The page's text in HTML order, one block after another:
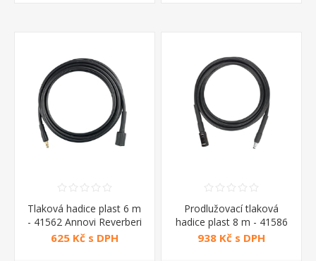
Tlaková hadice plast 6 m
- 41562 Annovi Reverberi
625 Kč s DPH
Prodlužovací tlaková
hadice plast 8 m - 41586
Annovi Reverberi
938 Kč s DPH